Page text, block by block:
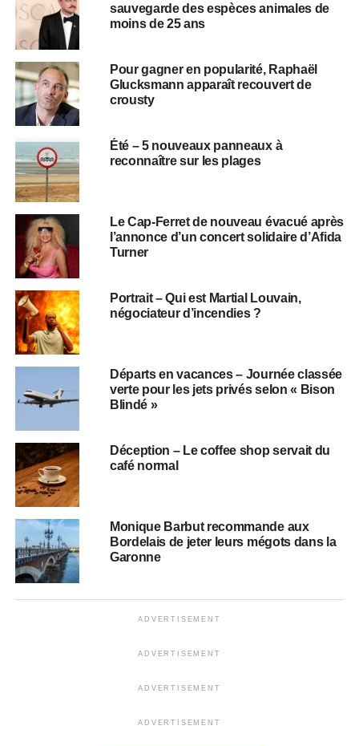
sauvegarde des espèces animales de
moins de 25 ans
Pour gagner en popularité, Raphaël
Glucksmann apparaît recouvert de
crousty
Été – 5 nouveaux panneaux à
reconnaître sur les plages
Le Cap-Ferret de nouveau évacué après
l’annonce d’un concert solidaire d’Afida
Turner
Portrait – Qui est Martial Louvain,
négociateur d’incendies ?
Départs en vacances – Journée classée
verte pour les jets privés selon « Bison
Blindé »
Déception – Le coffee shop servait du
café normal
Monique Barbut recommande aux
Bordelais de jeter leurs mégots dans la
Garonne
ADVERTISEMENT
ADVERTISEMENT
ADVERTISEMENT
ADVERTISEMENT